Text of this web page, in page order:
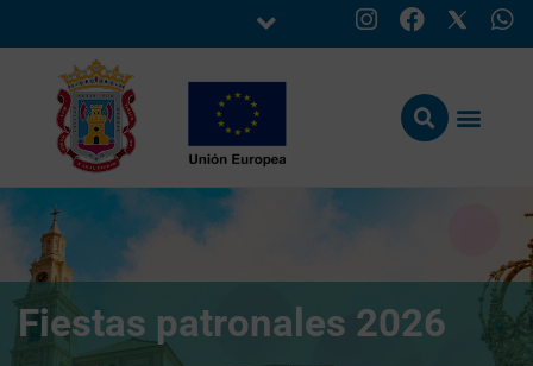
Fiestas patronales 2026